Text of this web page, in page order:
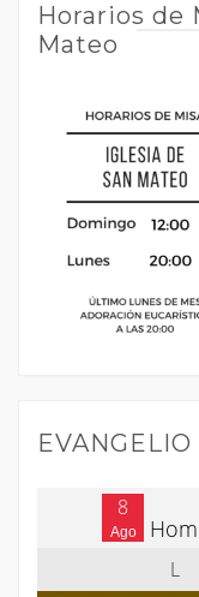
Horarios de
Mateo